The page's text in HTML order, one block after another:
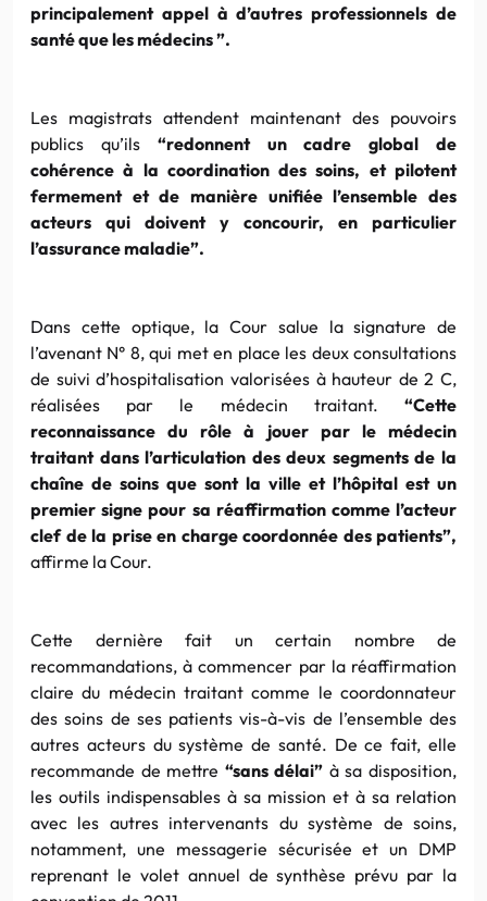
principalement appel à d’autres professionnels de
santé que les médecins ”.
Les magistrats attendent maintenant des pouvoirs
publics qu’ils “redonnent un cadre global de
cohérence à la coordination des soins, et pilotent
fermement et de manière unifiée l’ensemble des
acteurs qui doivent y concourir, en particulier
l’assurance maladie”.
Dans cette optique, la Cour salue la signature de
l’avenant N° 8, qui met en place les deux consultations
de suivi d’hospitalisation valorisées à hauteur de 2 C,
réalisées par le médecin traitant. “Cette
reconnaissance du rôle à jouer par le médecin
traitant dans l’articulation des deux segments de la
chaîne de soins que sont la ville et l’hôpital est un
premier signe pour sa réaffirmation comme l’acteur
clef de la prise en charge coordonnée des patients”,
affirme la Cour.
Cette dernière fait un certain nombre de
recommandations, à commencer par la réaffirmation
claire du médecin traitant comme le coordonnateur
des soins de ses patients vis-à-vis de l’ensemble des
autres acteurs du système de santé. De ce fait, elle
recommande de mettre “sans délai” à sa disposition,
les outils indispensables à sa mission et à sa relation
avec les autres intervenants du système de soins,
notamment, une messagerie sécurisée et un DMP
reprenant le volet annuel de synthèse prévu par la